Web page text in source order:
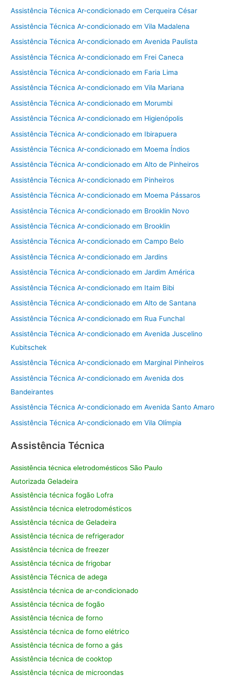
Assistência Técnica Ar-condicionado em Cerqueira César
Assistência Técnica Ar-condicionado em Vila Madalena
Assistência Técnica Ar-condicionado em Avenida Paulista
Assistência Técnica Ar-condicionado em Frei Caneca
Assistência Técnica Ar-condicionado em Faria Lima
Assistência Técnica Ar-condicionado em Vila Mariana
Assistência Técnica Ar-condicionado em Morumbi
Assistência Técnica Ar-condicionado em Higienópolis
Assistência Técnica Ar-condicionado em Ibirapuera
Assistência Técnica Ar-condicionado em Moema Índios
Assistência Técnica Ar-condicionado em Alto de Pinheiros
Assistência Técnica Ar-condicionado em Pinheiros
Assistência Técnica Ar-condicionado em Moema Pássaros
Assistência Técnica Ar-condicionado em Brooklin Novo
Assistência Técnica Ar-condicionado em Brooklin
Assistência Técnica Ar-condicionado em Campo Belo
Assistência Técnica Ar-condicionado em Jardins
Assistência Técnica Ar-condicionado em Jardim América
Assistência Técnica Ar-condicionado em Itaim Bibi
Assistência Técnica Ar-condicionado em Alto de Santana
Assistência Técnica Ar-condicionado em Rua Funchal
Assistência Técnica Ar-condicionado em Avenida Juscelino
Kubitschek
Assistência Técnica Ar-condicionado em Marginal Pinheiros
Assistência Técnica Ar-condicionado em Avenida dos
Bandeirantes
Assistência Técnica Ar-condicionado em Avenida Santo Amaro
Assistência Técnica Ar-condicionado em Vila Olímpia
Assistência Técnica
Assistência técnica eletrodomésticos São Paulo
Autorizada Geladeira
Assistência técnica fogão Lofra
Assistência técnica eletrodomésticos
Assistência técnica de Geladeira
Assistência técnica de refrigerador
Assistência técnica de freezer
Assistência técnica de frigobar
Assistência Técnica de adega
Assistência técnica de ar-condicionado
Assistência técnica de fogão
Assistência técnica de forno
Assistência técnica de forno elétrico
Assistência técnica de forno a gás
Assistência técnica de cooktop
Assistência técnica de microondas